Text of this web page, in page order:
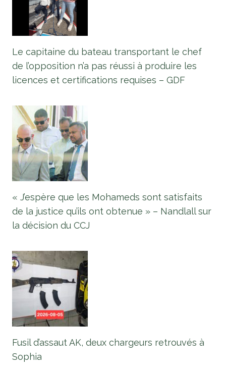
Le capitaine du bateau transportant le chef
de l’opposition n’a pas réussi à produire les
licences et certifications requises – GDF
« J’espère que les Mohameds sont satisfaits
de la justice qu’ils ont obtenue » – Nandlall sur
la décision du CCJ
Fusil d’assaut AK, deux chargeurs retrouvés à
Sophia